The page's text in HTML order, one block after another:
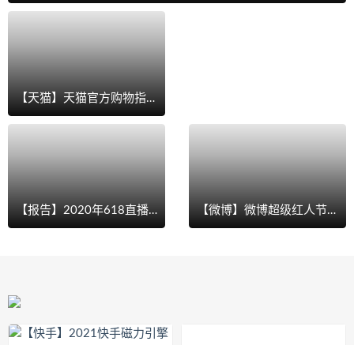
【天猫】天猫官方购物指南-天猫V榜百大单品（final）-84页
【报告】2020年618直播带货数据报告-2020.6-38页 【微博】微博超级红人节 活动策划方案